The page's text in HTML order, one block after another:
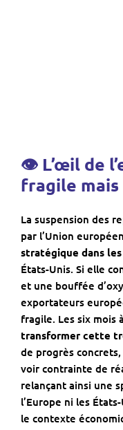
👁 L’œil de
fragile
La suspension des
par l’Union
stratégique dans
États-Unis. Si elle
et une bouffée
exportateurs
fragile. Les six mois
transformer cette
de progrès
voir contrainte de
relançant ainsi une
l’Europe ni les
le contexte